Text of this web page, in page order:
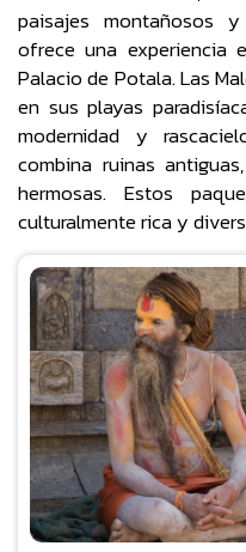
paisajes montañosos
ofrece una experiencia
Palacio de Potala. Las
en sus playas
modernidad y
combina ruinas
hermosas. Estos
culturalmente rica y